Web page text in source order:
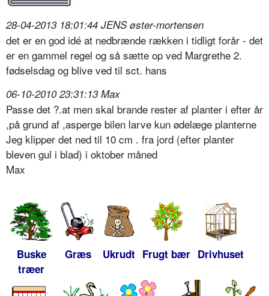
28-04-2013 18:01:44 JENS øster-mortensen
det er en god idé at nedbrænde rækken i tidligt forår - det
er en gammel regel og så sætte op ved Margrethe 2.
fødselsdag og blive ved til sct. hans
06-10-2010 23:31:13 Max
Passe det ?.at men skal brande rester af planter i efter år
,på grund af ,asperge bilen larve kun ødelæge planterne
Jeg klipper det ned til 10 cm . fra jord (efter planter
bleven gul i blad) i oktober måned
Max
Buske
træer
Græs Ukrudt Frugt bær Drivhuset